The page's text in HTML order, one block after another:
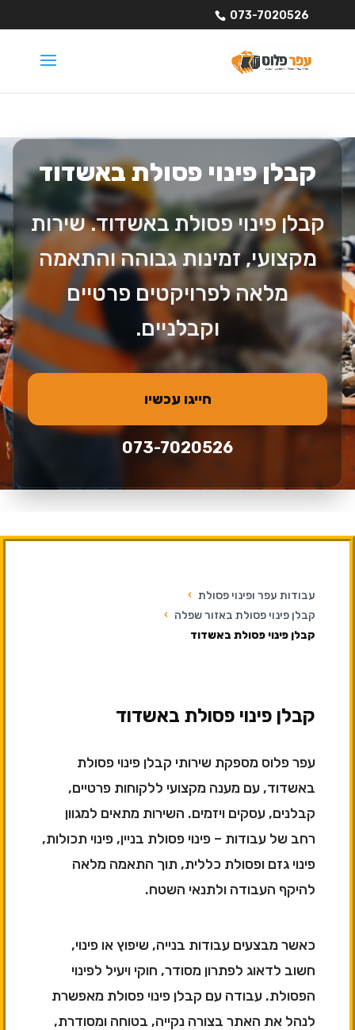
073-7020526
קבלן פינוי פסולת באשדוד
קבלן פינוי פסולת באשדוד. שירות
מקצועי, זמינות גבוהה והתאמה
מלאה לפרויקטים פרטיים
וקבלניים.
חייגו עכשיו
073-7020526
עבודות עפר ופינוי פסולת ›
קבלן פינוי פסולת באזור שפלה ›
קבלן פינוי פסולת באשדוד
קבלן פינוי פסולת באשדוד
עפר פלוס מספקת שירותי קבלן פינוי פסולת
באשדוד, עם מענה מקצועי ללקוחות פרטיים,
קבלנים, עסקים ויזמים. השירות מתאים למגוון
רחב של עבודות – פינוי פסולת בניין, פינוי תכולות,
פינוי גזם ופסולת כללית, תוך התאמה מלאה
להיקף העבודה ולתנאי השטח.
כאשר מבצעים עבודות בנייה, שיפוץ או פינוי,
חשוב לדאוג לפתרון מסודר, חוקי ויעיל לפינוי
הפסולת. עבודה עם קבלן פינוי פסולת מאפשרת
לנהל את האתר בצורה נקייה, בטוחה ומסודרת,